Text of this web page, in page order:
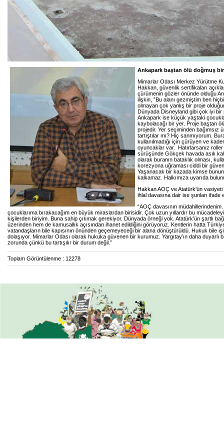
Ankapark baştan ölü doğmuş
Mimarlar Odası Merkez Yürütme
Hakkan, güvenlik sertifikaları
çürümenin gözler önünde olduğu
ilişkin, ”Bu alanı gezmiştim ben
olmayan çok yanlış bir proje
Dünyada Disneyland gibi çok iyi bir
Ankapark ise küçük yaştaki
kaybolacağı bir yer. Proje baştan
projedir. Yer seçiminden bağımsız
tartıştılar mı? Hiç sanmıyorum.
kullanılmadığı için çürüyen ve
oyuncaklar var. Hatırlarsanız
sürüşünde Gökçek havada asılı
olarak buranın bataklık olması,
korezyona uğraması ciddi bir
Yaşanacak bir kazada kimse bunun
kalkamaz. Halkımıza uyarıda
Hakkan AOÇ ve Atatürk'ün vasiyeti
ihlal davasına dair ise şunları ifade
“AOÇ davasının
çocuklarıma bırakacağım en büyük miraslardan birisidir. Çok uzun yıllardır bu
kişilerden biriyim. Buna sahip çıkmak gerekiyor. Dünyada örneği yok. Atatürk’ün şartlı
üzerinden hem de kamusallık açısından ihanet edildiğini görüyoruz. Kentlerin hatta
vatandaşların bile kapısının önünden geçemeyeceği bir alana dönüştürüldü. Hukuk bile
dolaşıyor. Mimarlar Odası olarak hukuka güvenen bir kurumuz. Yargıtay’ın daha duyarlı
zorunda çünkü bu tartışılır bir durum değil.”
Toplam Görüntülenme : 12278